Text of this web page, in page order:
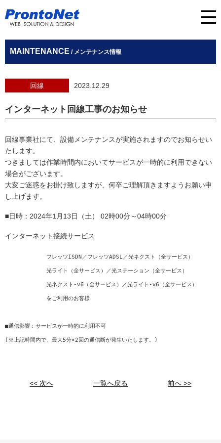
MAINTENANCE / メンテナンス情報
回線 2023.12.29
インターネット回線工事のお知らせ
回線事業社にて、設備メンテナンスが実施されますのでお知らせい
たします。
つきましては作業時間内においてサービスが一時的に利用できない
場合がございます。
大変ご迷惑をお掛け致しますが、何卒ご理解頂きますようお願い申
し上げます。
■日時：2024年1月13日（土） 02時00分～04時00分
インターネット接続サービス
■通信影響：サービスが一時的に利用不可
(※上記時間内で、最大5分×2回の通信断が発生いたします。)
<< 次へ 一覧へ戻る 前へ >>